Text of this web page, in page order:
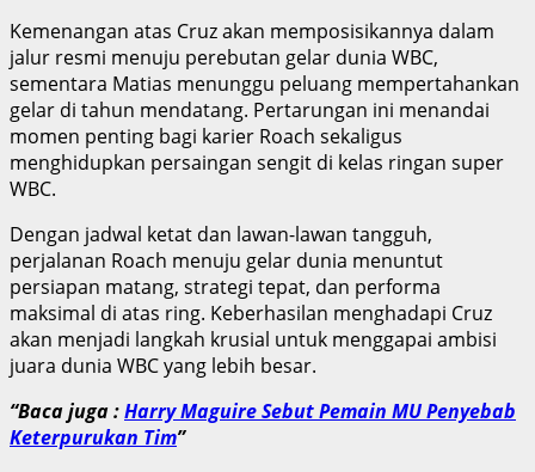
Kemenangan atas Cruz akan memposisikannya dalam
jalur resmi menuju perebutan gelar dunia WBC,
sementara Matias menunggu peluang mempertahankan
gelar di tahun mendatang. Pertarungan ini menandai
momen penting bagi karier Roach sekaligus
menghidupkan persaingan sengit di kelas ringan super
WBC.
Dengan jadwal ketat dan lawan-lawan tangguh,
perjalanan Roach menuju gelar dunia menuntut
persiapan matang, strategi tepat, dan performa
maksimal di atas ring. Keberhasilan menghadapi Cruz
akan menjadi langkah krusial untuk menggapai ambisi
juara dunia WBC yang lebih besar.
“Baca juga :Harry Maguire Sebut Pemain MU Penyebab
Keterpurukan Tim”